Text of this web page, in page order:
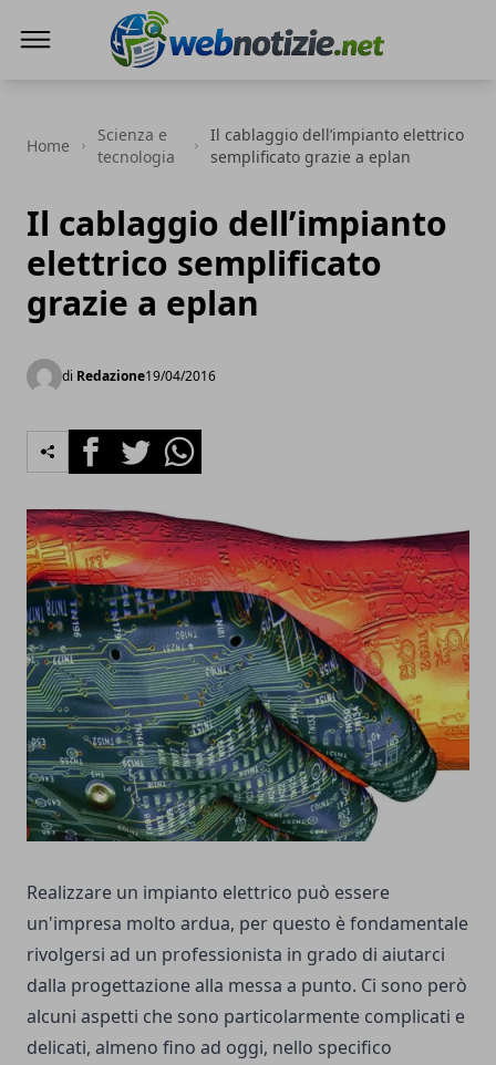
Home
Scienza e
tecnologia
Il cablaggio dell’impianto elettrico
semplificato grazie a eplan
Il cablaggio dell’impianto
elettrico semplificato
grazie a eplan
di Redazione19/04/2016
FacebookTwitterWhatsapp
Realizzare un impianto elettrico può essere
un'impresa molto ardua, per questo è fondamentale
rivolgersi ad un professionista in grado di aiutarci
dalla progettazione alla messa a punto. Ci sono però
alcuni aspetti che sono particolarmente complicati e
delicati, almeno fino ad oggi, nello specifico